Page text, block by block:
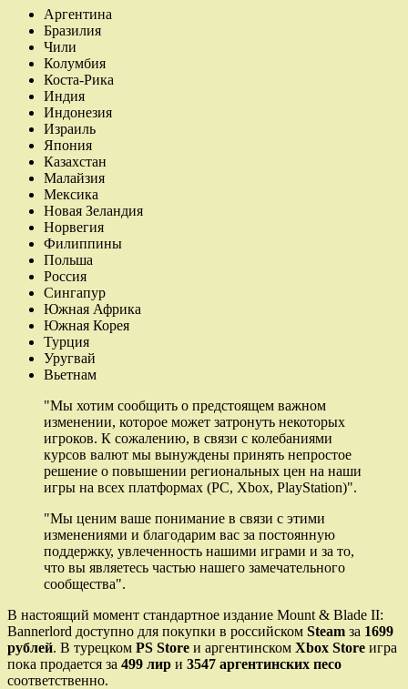
Аргентина
Бразилия
Чили
Колумбия
Коста-Рика
Индия
Индонезия
Израиль
Япония
Казахстан
Малайзия
Мексика
Новая Зеландия
Норвегия
Филиппины
Польша
Россия
Сингапур
Южная Африка
Южная Корея
Турция
Уругвай
Вьетнам
"Мы хотим сообщить о предстоящем важном
изменении, которое может затронуть некоторых
игроков. К сожалению, в связи с колебаниями
курсов валют мы вынуждены принять непростое
решение о повышении региональных цен на наши
игры на всех платформах (PC, Xbox, PlayStation)".
"Мы ценим ваше понимание в связи с этими
изменениями и благодарим вас за постоянную
поддержку, увлеченность нашими играми и за то,
что вы являетесь частью нашего замечательного
сообщества".
В настоящий момент стандартное издание Mount & Blade II:
Bannerlord доступно для покупки в российском Steam за 1699
рублей. В турецком PS Store и аргентинском Xbox Store игра
пока продается за 499 лир и 3547 аргентинских песо
соответственно.